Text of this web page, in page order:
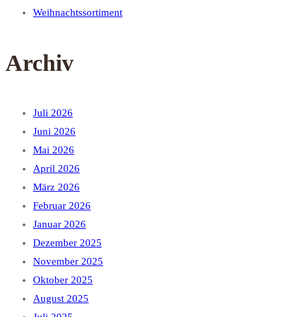
Weihnachtssortiment
Archiv
Juli 2026
Juni 2026
Mai 2026
April 2026
März 2026
Februar 2026
Januar 2026
Dezember 2025
November 2025
Oktober 2025
August 2025